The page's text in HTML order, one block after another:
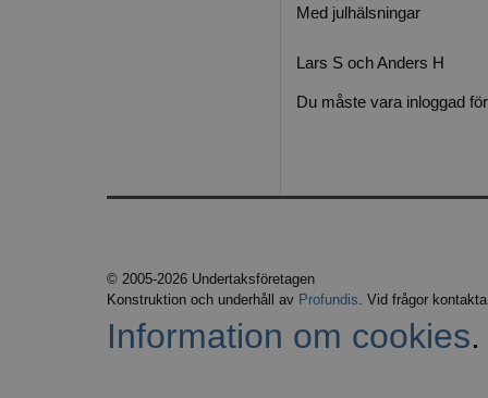
Med julhälsningar
Lars S och Anders H
Du måste vara inloggad
© 2005-2026 Undertaksföretagen
Konstruktion och underhåll av Profundis. Vid frågor
Information om cookies.